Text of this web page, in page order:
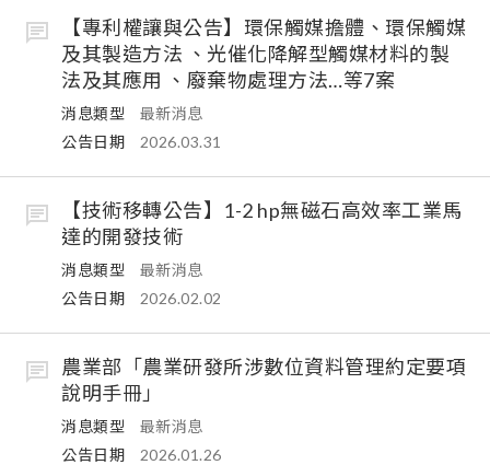
【專利權讓與公告】環保觸媒擔體、環保觸媒
及其製造方法 、光催化降解型觸媒材料的製
法及其應用 、廢棄物處理方法…等7案
消息類型
最新消息
公告日期
2026.03.31
【技術移轉公告】1-2 hp無磁石高效率工業馬
達的開發技術
消息類型
最新消息
公告日期
2026.02.02
農業部「農業研發所涉數位資料管理約定要項
說明手冊」
消息類型
最新消息
公告日期
2026.01.26